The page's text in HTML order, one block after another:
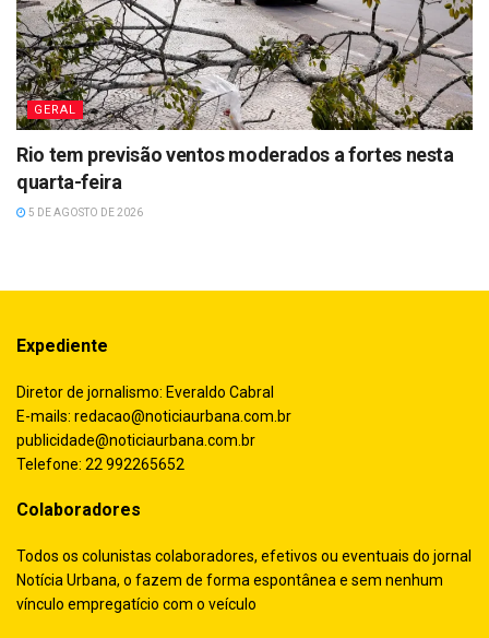
GERAL
Rio tem previsão ventos moderados a fortes nesta
quarta-feira
5 DE AGOSTO DE 2026
Expediente
Diretor de jornalismo: Everaldo Cabral
E-mails: redacao@noticiaurbana.com.br
publicidade@noticiaurbana.com.br
Telefone: 22 992265652
Colaboradores
Todos os colunistas colaboradores, efetivos ou eventuais do jornal
Notícia Urbana, o fazem de forma espontânea e sem nenhum
vínculo empregatício com o veículo